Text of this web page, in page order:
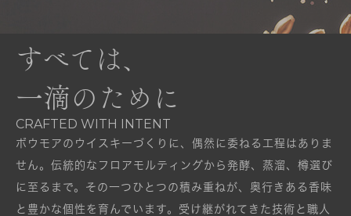
すべては、
一滴のために
CRAFTED WITH INTENT
ボウモアのウイスキーづくりに、偶然に委ねる工程はありま
せん。伝統的なフロアモルティングから発酵、蒸溜、樽選び
に至るまで。その一つひとつの積み重ねが、奥行きある香味
と豊かな個性を育んでいます。 受け継がれてきた技術と職人